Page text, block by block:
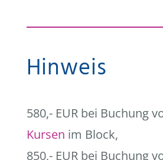
Hinweis
580,- EUR bei Buchung
Kursen im Block,
850,- EUR bei Buchung